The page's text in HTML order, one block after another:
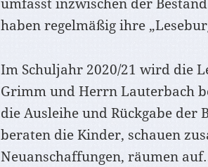
haben regelmäßig ihre
Im Schuljahr 2020/21 wird die
Grimm und Herrn Lauterbach
die Ausleihe und Rückgabe der
beraten die Kinder, schauen
Neuanschaffungen, räumen